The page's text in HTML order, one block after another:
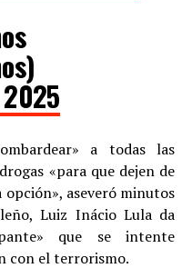
a todas las
«para que dejen de
aseveró minutos
Luiz Inácio Lula da
que se intente
con el terrorismo.